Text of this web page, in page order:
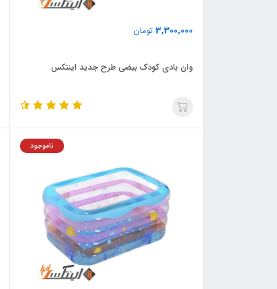
3,300,000 تومان
وان بادی کودک بیضی طرح جدید اینتکس
ناموجود